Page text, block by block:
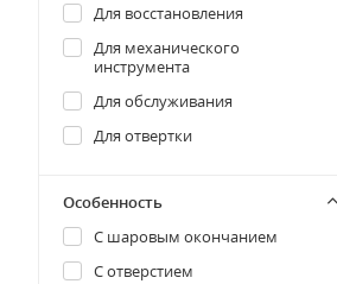
34
36
46
4
5
3
21
36
65
Для восстановления
Для механического
инструмента
Для обслуживания
Для отвертки
Особенность
С шаровым окончанием
С отверстием